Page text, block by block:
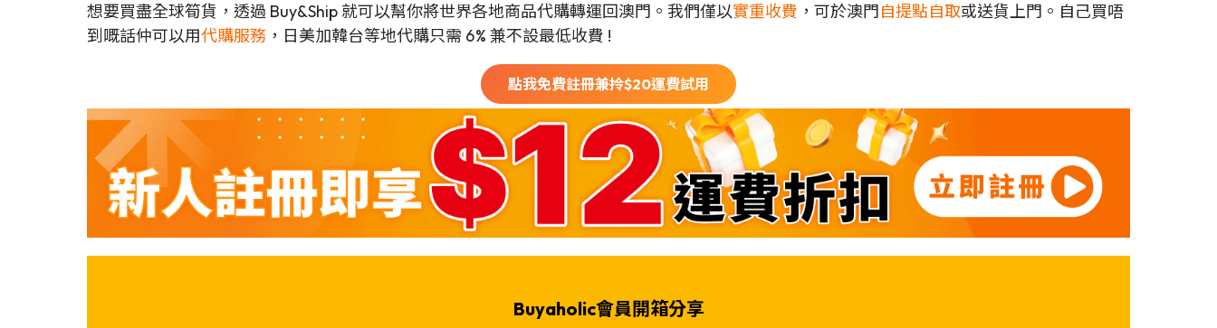
想要買盡全球筍貨，透過 Buy&Ship 就可以幫你將世界各地商品代購轉運回澳門。我們僅以實重收費 ，可於澳門自提點自取或送貨上門。自己買唔
到嘅話仲可以用代購服務 ，日美加韓台等地代購只需 6% 兼不設最低收費 !
點我免費註冊兼拎$20運費試用
Buyaholic會員開箱分享